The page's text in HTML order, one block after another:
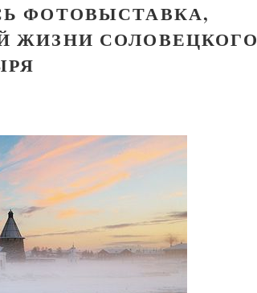
ФОТОВЫСТАВКА,
ЖИЗНИ СОЛОВЕЦКОГО